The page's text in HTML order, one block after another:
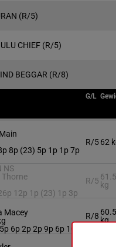
(R/5)
CHIEF (R/5)
BEGGAR (R/8)
G/L
8p (23) 5p 1p 1p 7p
R/562
NS
Thorne
12p 1p (23) 1p 3p
R/5 61.5
kg
Macey
6p 2p 2p 9p 6p 10p
R/8 60.5
kg